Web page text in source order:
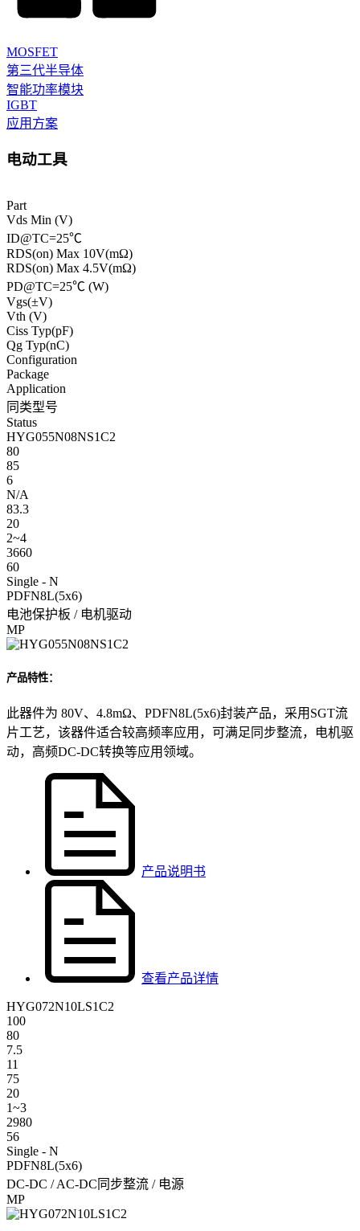
MOSFET
第三代半导体
智能功率模块
IGBT
应用方案
电动工具
Part
Vds Min (V)
ID@TC=25℃
RDS(on) Max 10V(mΩ)
RDS(on) Max 4.5V(mΩ)
PD@TC=25℃ (W)
Vgs(±V)
Vth (V)
Ciss Typ(pF)
Qg Typ(nC)
Configuration
Package
Application
同类型号
Status
HYG055N08NS1C2
80
85
6
N/A
83.3
20
2~4
3660
60
Single - N
PDFN8L(5x6)
电池保护板 / 电机驱动
MP
产品特性：
此器件为 80V、4.8mΩ、PDFN8L(5x6)封装产品，采用SGT流
片工艺，该器件适合较高频率应用，可满足同步整流，电机驱
动，高频DC-DC转换等应用领域。
产品说明书
查看产品详情
HYG072N10LS1C2
100
80
7.5
11
75
20
1~3
2980
56
Single - N
PDFN8L(5x6)
DC-DC / AC-DC同步整流 / 电源
MP